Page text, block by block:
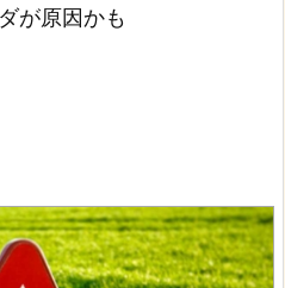
が原因かも